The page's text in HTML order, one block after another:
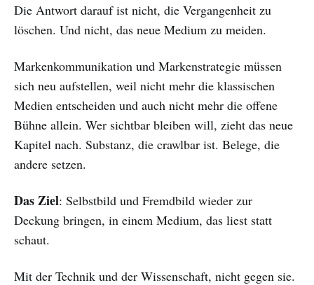
Die Antwort darauf ist nicht, die Vergangenheit zu
löschen. Und nicht, das neue Medium zu meiden.
Markenkommunikation und Markenstrategie müssen
sich neu aufstellen, weil nicht mehr die klassischen
Medien entscheiden und auch nicht mehr die offene
Bühne allein. Wer sichtbar bleiben will, zieht das neue
Kapitel nach. Substanz, die crawlbar ist. Belege, die
andere setzen.
Das Ziel: Selbstbild und Fremdbild wieder zur
Deckung bringen, in einem Medium, das liest statt
schaut.
Mit der Technik und der Wissenschaft, nicht gegen sie.